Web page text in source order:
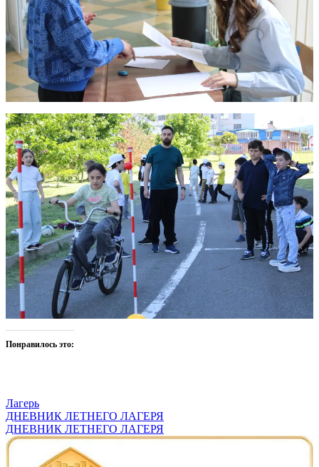
Понравилось это:
Лагерь
Навигация
по
записям
ДНЕВНИК ЛЕТНЕГО ЛАГЕРЯ
ДНЕВНИК ЛЕТНЕГО ЛАГЕРЯ